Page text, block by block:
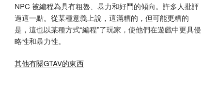
NPC 被編程為具有粗魯、暴力和好鬥的傾向。許多人批評
過這一點。從某種意義上說，這滿糟的，但可能更糟的
是，這也以某種方式“編程”了玩家，使他們在遊戲中更具侵
略性和暴力性。
其他有關GTAV的東西